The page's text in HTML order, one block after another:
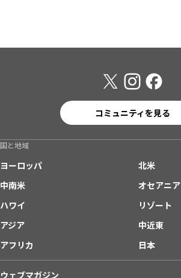
コミュニティを見る
国と地域
ヨーロッパ
北米
中南米
オセアニア
ハワイ
リゾート
アジア
中近東
アフリカ
日本
ウェブマガジン